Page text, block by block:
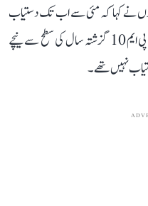
نے کہا کہ مئی سے اب تک دستیاب
اعداد و شمار میں ایک بھی دن ایسا نہیں آیا جب پی ایم 10 گزشتہ سال کی سطح سے نیچے
نہیں تھے۔